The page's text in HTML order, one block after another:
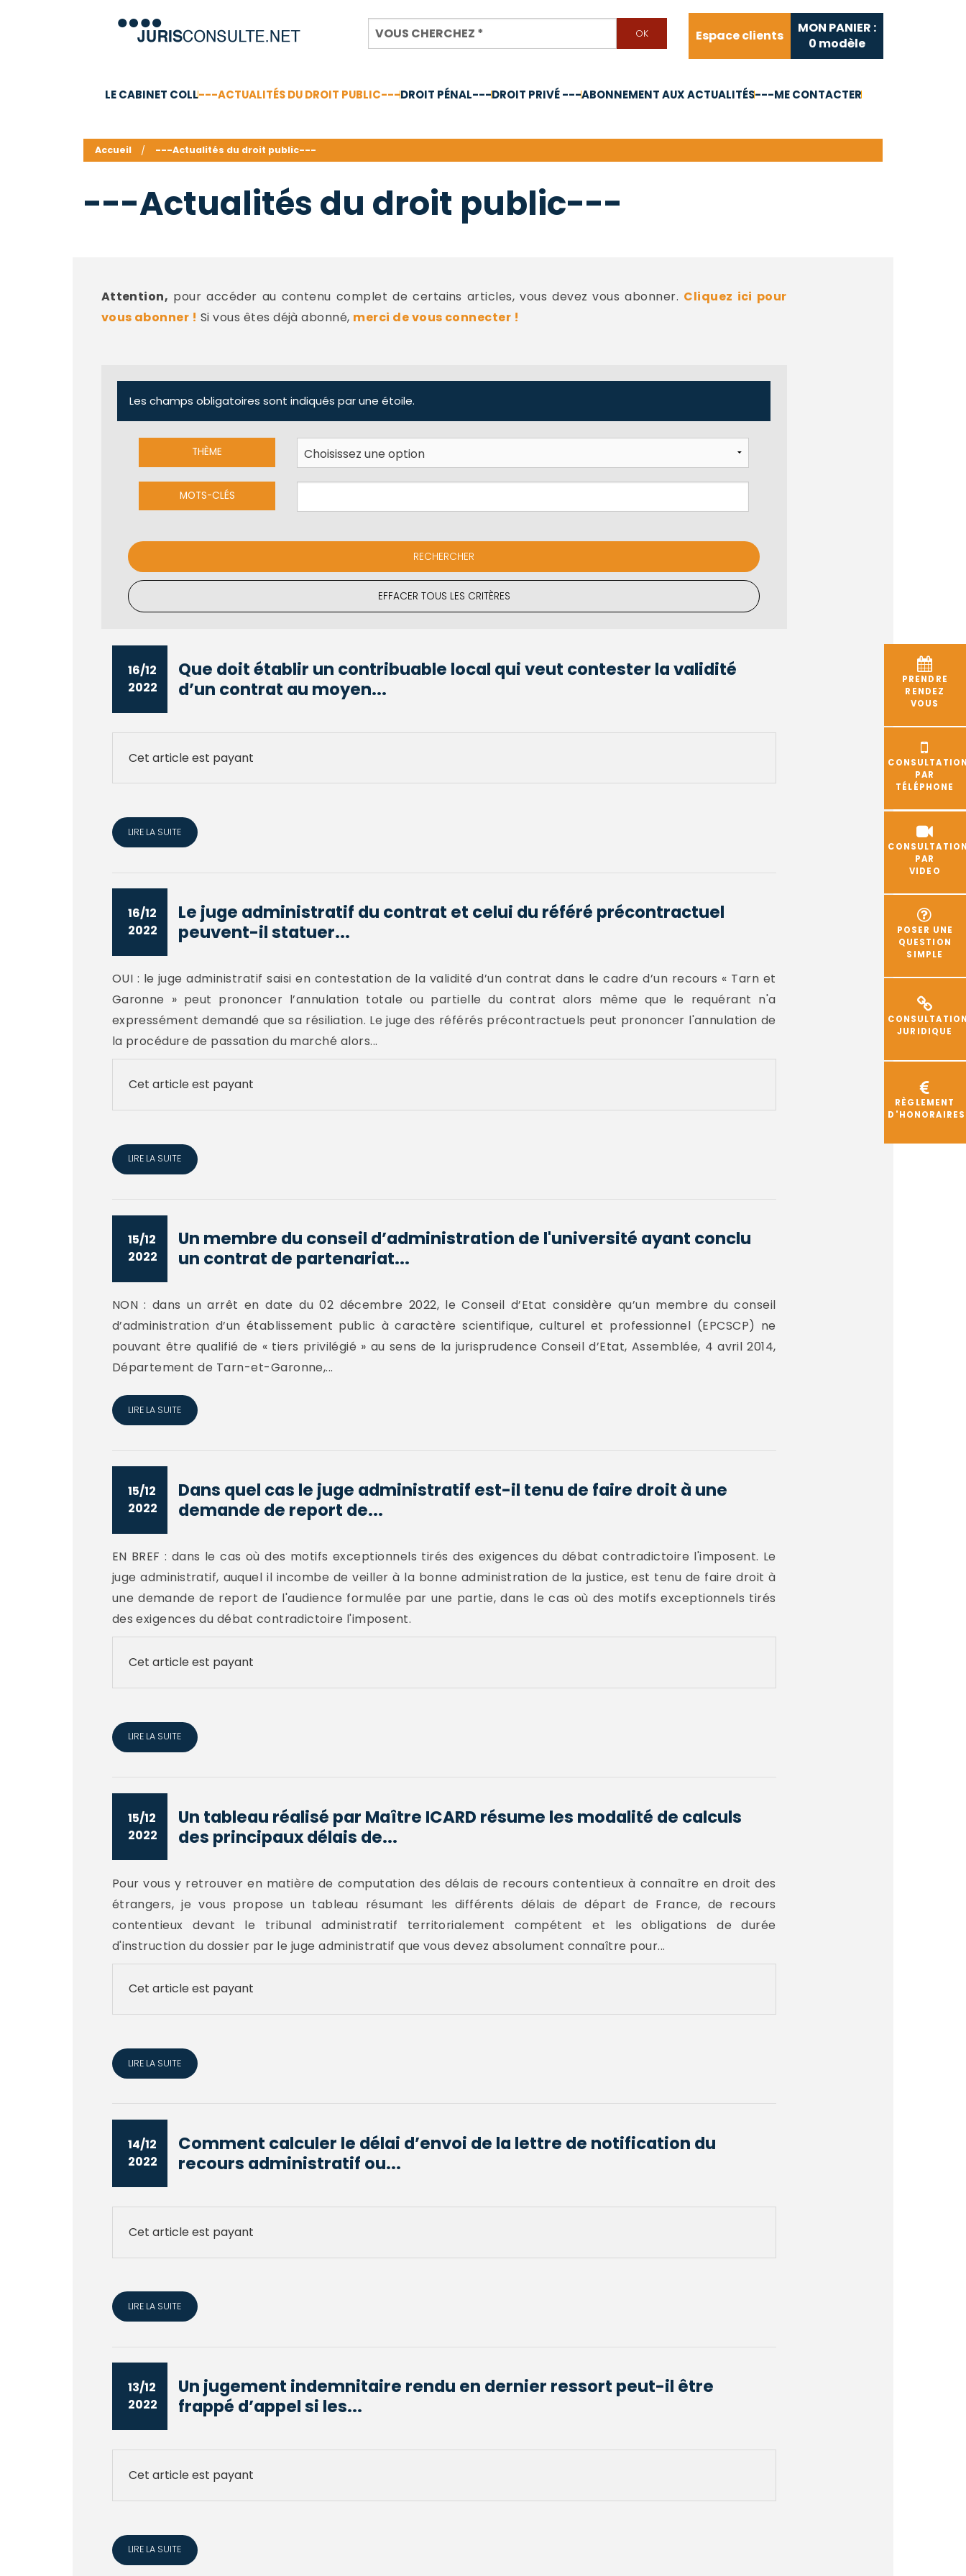
Espace clients
MON PANIER :
0 modèle
LE CABINET COLL---ACTUALITÉS DU DROIT PUBLIC---DROIT PÉNAL---DROIT PRIVÉ ---ABONNEMENT AUX ACTUALITÉS---ME CONTACTER
PRENDRE
RENDEZ
VOUS
PAR
TÉLÉPHONE
PAR
VIDEO
POSER UNE
QUESTION
SIMPLE
JURIDIQUE
RÈGLEMENT
D'HONORAIRES
Accueil ---Actualités du droit public---
---Actualités du droit public---
Attention, pour accéder au contenu complet de certains articles, vous devez vous abonner. Cliquez ici pour
vous abonner ! Si vous êtes déjà abonné, merci de vous connecter !
Les champs obligatoires sont indiqués par une étoile.
THÈME
MOTS-CLÉS
EFFACER TOUS LES CRITÈRES
16/12
2022
Que doit établir un contribuable local qui veut contester la validité
d’un contrat au moyen...
Cet article est payant
LIRE LA SUITE
16/12
2022
Le juge administratif du contrat et celui du référé précontractuel
peuvent-il statuer...
OUI : le juge administratif saisi en contestation de la validité d’un contrat dans le cadre d’un recours « Tarn et
Garonne » peut prononcer l’annulation totale ou partielle du contrat alors même que le requérant n'a
expressément demandé que sa résiliation. Le juge des référés précontractuels peut prononcer l'annulation de
la procédure de passation du marché alors...
Cet article est payant
LIRE LA SUITE
15/12
2022
Un membre du conseil d’administration de l'université ayant conclu
un contrat de partenariat...
NON : dans un arrêt en date du 02 décembre 2022, le Conseil d’Etat considère qu’un membre du conseil
d’administration d’un établissement public à caractère scientifique, culturel et professionnel (EPCSCP) ne
pouvant être qualifié de « tiers privilégié » au sens de la jurisprudence Conseil d’Etat, Assemblée, 4 avril 2014,
Département de Tarn-et-Garonne,...
LIRE LA SUITE
15/12
2022
Dans quel cas le juge administratif est-il tenu de faire droit à une
demande de report de...
EN BREF : dans le cas où des motifs exceptionnels tirés des exigences du débat contradictoire l'imposent. Le
juge administratif, auquel il incombe de veiller à la bonne administration de la justice, est tenu de faire droit à
une demande de report de l'audience formulée par une partie, dans le cas où des motifs exceptionnels tirés
des exigences du débat contradictoire l'imposent.
Cet article est payant
LIRE LA SUITE
15/12
2022
Un tableau réalisé par Maître ICARD résume les modalité de calculs
des principaux délais de...
Pour vous y retrouver en matière de computation des délais de recours contentieux à connaître en droit des
étrangers, je vous propose un tableau résumant les différents délais de départ de France, de recours
contentieux devant le tribunal administratif territorialement compétent et les obligations de durée
d'instruction du dossier par le juge administratif que vous devez absolument connaître pour...
Cet article est payant
LIRE LA SUITE
14/12
2022
Comment calculer le délai d’envoi de la lettre de notification du
recours administratif ou...
Cet article est payant
LIRE LA SUITE
13/12
2022
Un jugement indemnitaire rendu en dernier ressort peut-il être
frappé d’appel si les...
Cet article est payant
LIRE LA SUITE